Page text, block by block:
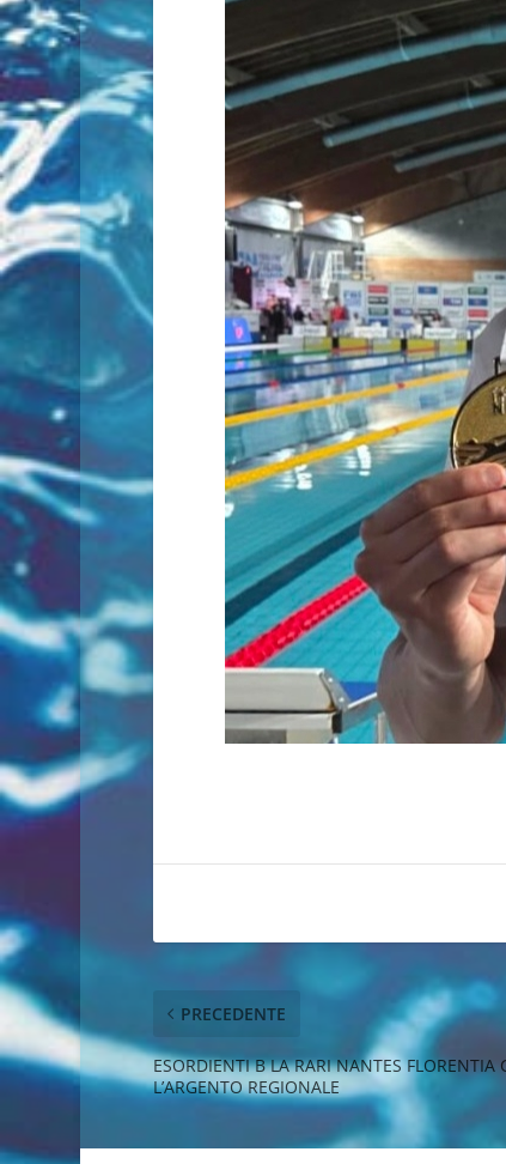
PRECEDENTE
ESORDIENTI B LA RARI NANTES FLORENTIA
L’ARGENTO REGIONALE